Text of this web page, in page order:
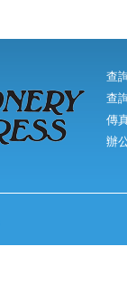
查
查
傳
辦